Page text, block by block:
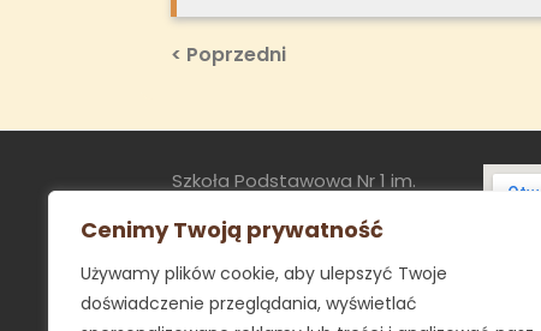
Cenimy Twoją prywatność
Używamy plików cookie, aby ulepszyć Twoje
doświadczenie przeglądania, wyświetlać
Nawigacja
Previous
< Poprzedni
Szkoła Podstawowa Nr 1 im.
Powstańców Śląskich w Imielinie
ul. Sapety 8
41-407 Imielin
sekretariat@sp1.imielin.pl